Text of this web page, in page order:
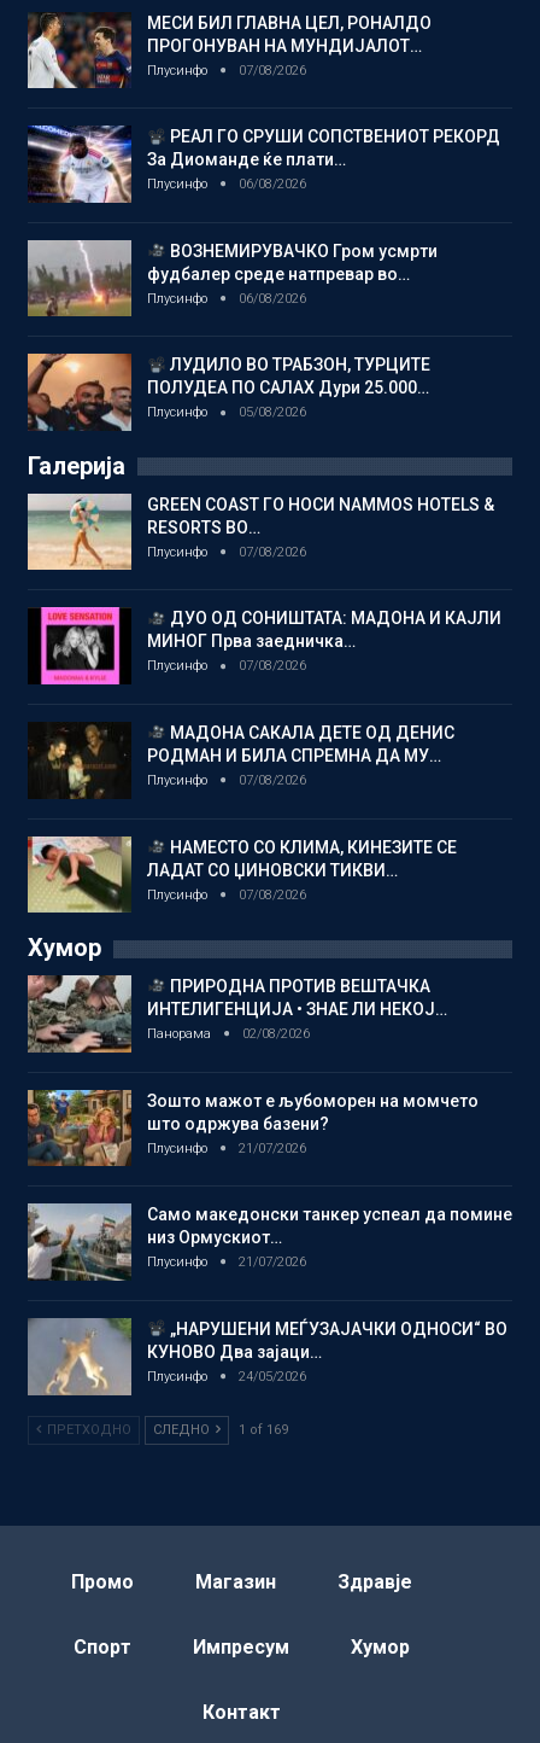
МЕСИ БИЛ ГЛАВНА ЦЕЛ, РОНАЛДО
ПРОГОНУВАН НА МУНДИЈАЛОТ…
Плусинфо 07/08/2026
РЕАЛ ГО СРУШИ СОПСТВЕНИОТ РЕКОРД
За Диоманде ќе плати…
Плусинфо 06/08/2026
ВОЗНЕМИРУВАЧКО Гром усмрти
фудбалер среде натпревар во…
Плусинфо 06/08/2026
ЛУДИЛО ВО ТРАБЗОН, ТУРЦИТЕ
ПОЛУДЕА ПО САЛАХ Дури 25.000…
Плусинфо 05/08/2026
Галерија
GREEN COAST ГО НОСИ NAMMOS HOTELS &
RESORTS ВО…
Плусинфо 07/08/2026
ДУО ОД СОНИШТАТА: МАДОНА И КАЈЛИ
МИНОГ Прва заедничка…
Плусинфо 07/08/2026
МАДОНА САКАЛА ДЕТЕ ОД ДЕНИС
РОДМАН И БИЛА СПРЕМНА ДА МУ…
Плусинфо 07/08/2026
НАМЕСТО СО КЛИМА, КИНЕЗИТЕ СЕ
ЛАДАТ СО ЏИНОВСКИ ТИКВИ…
Плусинфо 07/08/2026
Хумор
ПРИРОДНА ПРОТИВ ВЕШТАЧКА
ИНТЕЛИГЕНЦИЈА • ЗНАЕ ЛИ НЕКОЈ…
Панорама 02/08/2026
Зошто мажот е љубоморен на момчето
што одржува базени?
Плусинфо 21/07/2026
Само македонски танкер успеал да помине
низ Ормускиот…
Плусинфо 21/07/2026
„НАРУШЕНИ МЕЃУЗАЈАЧКИ ОДНОСИ“ ВО
КУНОВО Два зајаци…
Плусинфо 24/05/2026
ПРЕТХОДНО СЛЕДНО 1 of 169
Промо Магазин Здравје
Спорт Импресум Хумор
Контакт